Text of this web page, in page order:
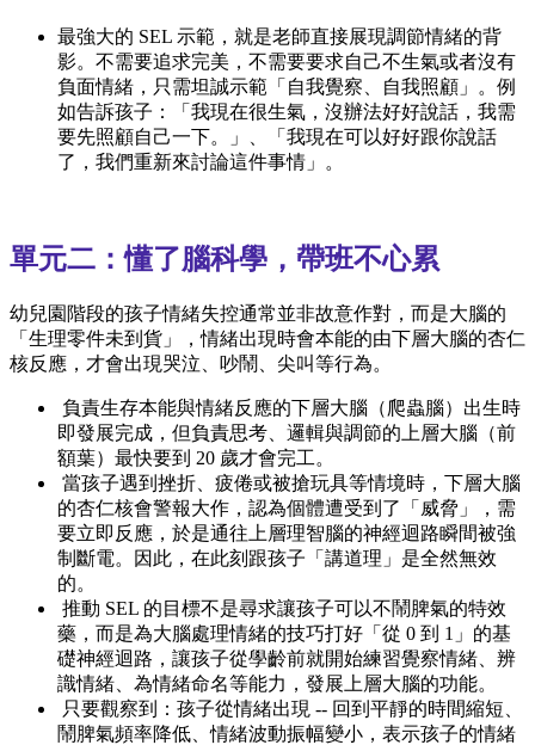
最強大的 SEL 示範，就是老師直接展現調節情緒的背
影。不需要追求完美，不需要要求自己不生氣或者沒有
負面情緒，只需坦誠示範「自我覺察、自我照顧」。例
如告訴孩子：「我現在很生氣，沒辦法好好說話，我需
要先照顧自己一下。」、「我現在可以好好跟你說話
了，我們重新來討論這件事情」。
單元二：懂了腦科學，帶班不心累
幼兒園階段的孩子情緒失控通常並非故意作對，而是大腦的
「生理零件未到貨」，情緒出現時會本能的由下層大腦的杏仁
核反應，才會出現哭泣、吵鬧、尖叫等行為。
負責生存本能與情緒反應的下層大腦（爬蟲腦）出生時
即發展完成，但負責思考、邏輯與調節的上層大腦（前
額葉）最快要到 20 歲才會完工。
當孩子遇到挫折、疲倦或被搶玩具等情境時，下層大腦
的杏仁核會警報大作，認為個體遭受到了「威脅」，需
要立即反應，於是通往上層理智腦的神經迴路瞬間被強
制斷電。因此，在此刻跟孩子「講道理」是全然無效
的。
推動 SEL 的目標不是尋求讓孩子可以不鬧脾氣的特效
藥，而是為大腦處理情緒的技巧打好「從 0 到 1」的基
礎神經迴路，讓孩子從學齡前就開始練習覺察情緒、辨
識情緒、為情緒命名等能力，發展上層大腦的功能。
只要觀察到：孩子從情緒出現 -- 回到平靜的時間縮短、
鬧脾氣頻率降低、情緒波動振幅變小，表示孩子的情緒